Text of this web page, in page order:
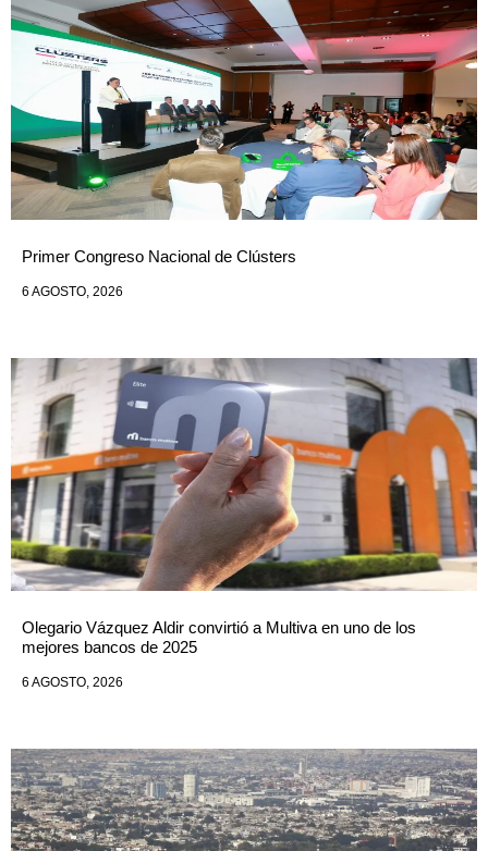
Primer Congreso Nacional de Clústers
6 AGOSTO, 2026
Olegario Vázquez Aldir convirtió a Multiva en uno de los
mejores bancos de 2025
6 AGOSTO, 2026